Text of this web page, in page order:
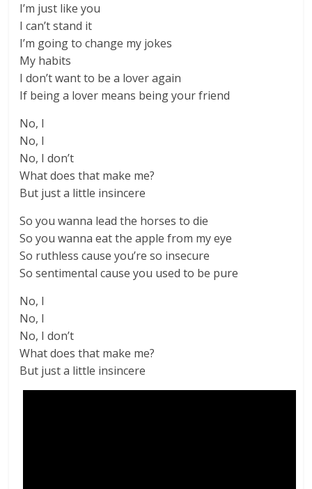
I’m just like you
I can’t stand it
I’m going to change my jokes
My habits
I don’t want to be a lover again
If being a lover means being your friend
No, I
No, I
No, I don’t
What does that make me?
But just a little insincere
So you wanna lead the horses to die
So you wanna eat the apple from my eye
So ruthless cause you’re so insecure
So sentimental cause you used to be pure
No, I
No, I
No, I don’t
What does that make me?
But just a little insincere